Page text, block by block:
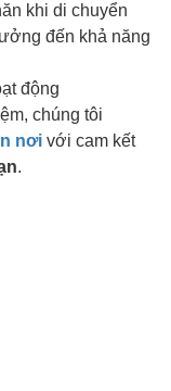
khi di chuyển
đến khả năng
động
chúng tôi
nơi với cam kết
.